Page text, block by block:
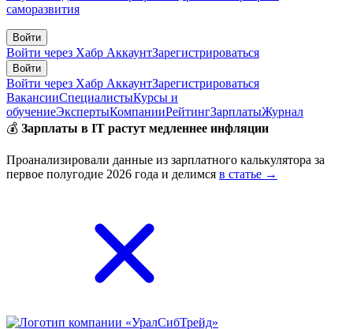
саморазвития
Войти
Войти через Хабр АккаунтЗарегистрироваться
Войти
Войти через Хабр АккаунтЗарегистрироваться
ВакансииСпециалистыКурсы и
обучениеЭкспертыКомпанииРейтингЗарплатыЖурнал
💰 Зарплаты в IT растут медленнее инфляции
Проанализировали данные из зарплатного калькулятора за
первое полугодие 2026 года и делимся в статье →